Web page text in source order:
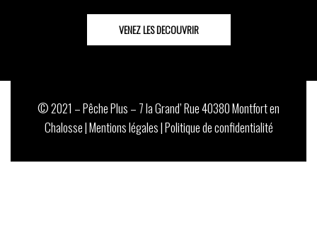
VENEZ LES DECOUVRIR
© 2021 – Pêche Plus – 7 la Grand’ Rue 40380 Montfort en
Chalosse |Mentions légales|Politique de confidentialité